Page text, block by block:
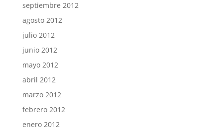
septiembre 2012
agosto 2012
julio 2012
junio 2012
mayo 2012
abril 2012
marzo 2012
febrero 2012
enero 2012